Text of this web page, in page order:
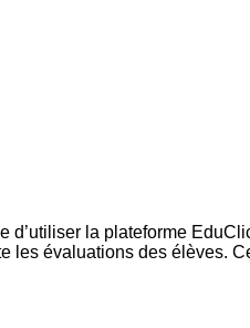
d’utiliser la plateforme
les évaluations des élèves.